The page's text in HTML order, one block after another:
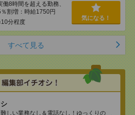
8時間を超える勤務、
割増：時給1750円
分程度
気になる！
すべて見る
難しい業務なし＆電話なし！ゆっくりの